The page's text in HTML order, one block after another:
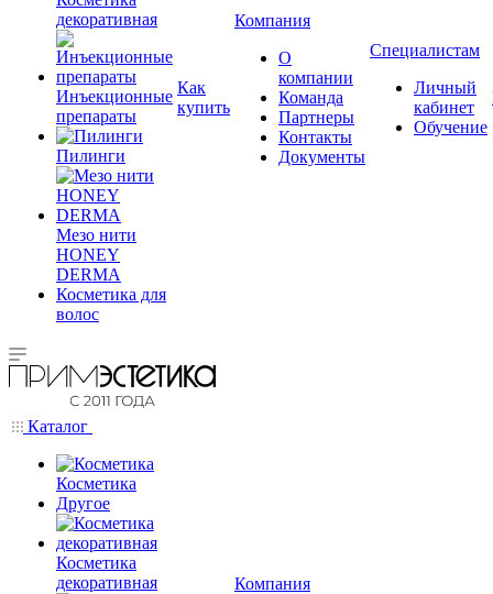
декоративная
Инъекционные
препараты
Пилинги
Мезо нити
HONEY
DERMA
Косметика для
волос
Как
купить
Компания
О
компании
Команда
Партнеры
Контакты
Документы
Специалистам
Личный
кабинет
Обучение
Каталог
Косметика
Другое
Косметика
декоративная
Компания